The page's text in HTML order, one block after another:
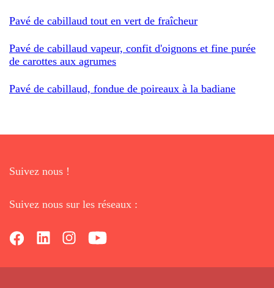
Pavé de cabillaud tout en vert de fraîcheur
Pavé de cabillaud vapeur, confit d'oignons et fine purée
de carottes aux agrumes
Pavé de cabillaud, fondue de poireaux à la badiane
Suivez nous !
Suivez nous sur les réseaux :